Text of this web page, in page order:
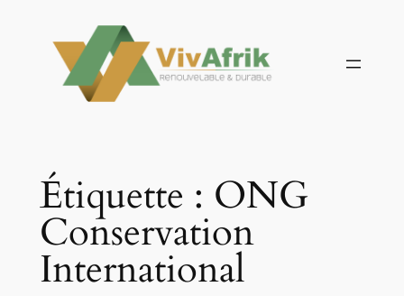
contenu
Étiquette : ONG
Conservation
International